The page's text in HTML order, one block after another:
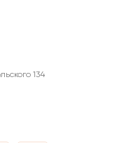
134